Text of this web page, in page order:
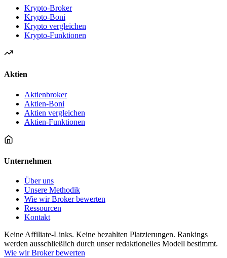
Krypto-Broker
Krypto-Boni
Krypto vergleichen
Krypto-Funktionen
Aktien
Aktienbroker
Aktien-Boni
Aktien vergleichen
Aktien-Funktionen
Unternehmen
Über uns
Unsere Methodik
Wie wir Broker bewerten
Ressourcen
Kontakt
Keine Affiliate-Links. Keine bezahlten Platzierungen. Rankings
werden ausschließlich durch unser redaktionelles Modell bestimmt.
Wie wir Broker bewerten